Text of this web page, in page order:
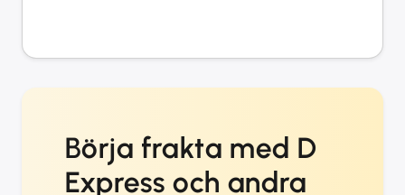
Börja frakta med D
Express och andra